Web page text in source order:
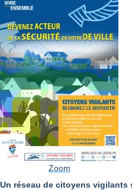
Zoom
Un réseau de citoyens vigilants